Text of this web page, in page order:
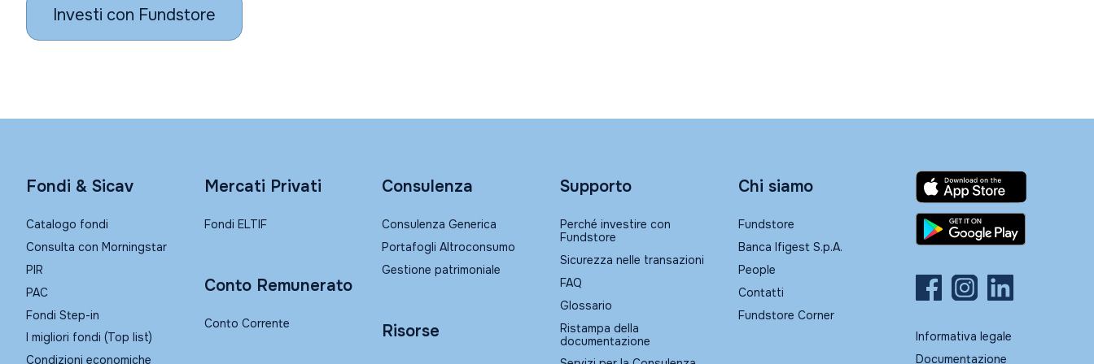
Investi con Fundstore
Fondi & Sicav
Catalogo fondi
Consulta con Morningstar
PIR
PAC
Fondi Step-in
I migliori fondi (Top list)
Condizioni economiche
Mercati Privati
Fondi ELTIF
Conto Remunerato
Conto Corrente
Consulenza
Consulenza Generica
Portafogli Altroconsumo
Gestione patrimoniale
Risorse
Supporto
Perché investire con
Fundstore
Sicurezza nelle transazioni
FAQ
Glossario
Ristampa della
documentazione
Chi siamo
Fundstore
Banca Ifigest S.p.A.
People
Contatti
Fundstore Corner
Informativa legale
Documentazione